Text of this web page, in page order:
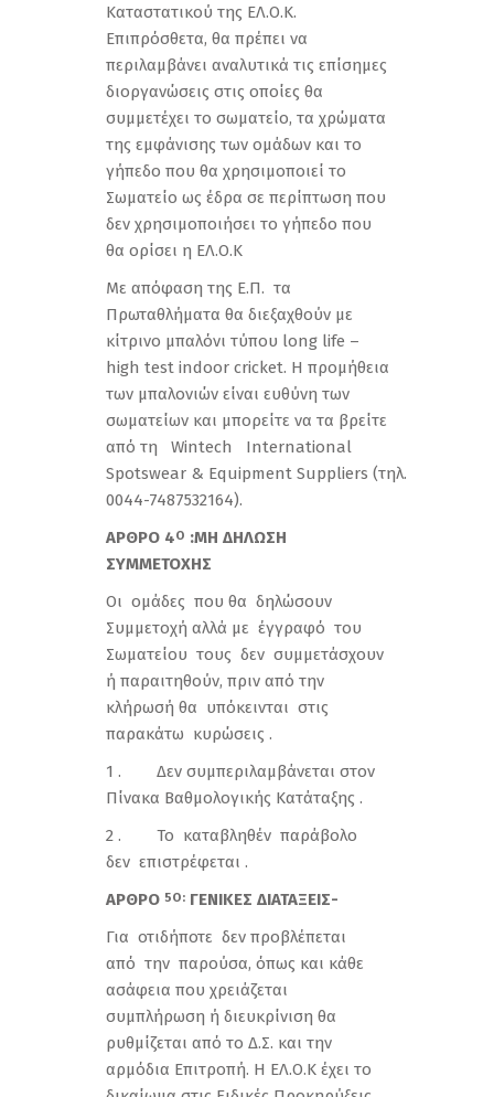
Καταστατικού της ΕΛ.Ο.Κ.
Επιπρόσθετα, θα πρέπει να
περιλαμβάνει αναλυτικά τις επίσημες
διοργανώσεις στις οποίες θα
συμμετέχει το σωματείο, τα χρώματα
της εμφάνισης των ομάδων και το
γήπεδο που θα χρησιμοποιεί το
Σωματείο ως έδρα σε περίπτωση που
δεν χρησιμοποιήσει το γήπεδο που
θα ορίσει η ΕΛ.Ο.Κ
Με απόφαση της Ε.Π. τα
Πρωταθλήματα θα διεξαχθούν με
κίτρινο μπαλόνι τύπου long life –
high test indoor cricket. H προμήθεια
των μπαλονιών είναι ευθύνη των
σωματείων και μπορείτε να τα βρείτε
από τη Wintech International
Spotswear & Equipment Suppliers (τηλ.
0044-7487532164).
ΑΡΘΡΟ 4Ο :ΜΗ ΔΗΛΩΣΗ
ΣΥΜΜΕΤΟΧΗΣ
Οι ομάδες που θα δηλώσουν
Συμμετοχή αλλά με έγγραφό του
Σωματείου τους δεν συμμετάσχουν
ή παραιτηθούν, πριν από την
κλήρωσή θα υπόκεινται στις
παρακάτω κυρώσεις .
1 . Δεν συμπεριλαμβάνεται στον
Πίνακα Βαθμολογικής Κατάταξης .
2 . Το καταβληθέν παράβολο
δεν επιστρέφεται .
ΑΡΘΡΟ 5Ο: ΓΕΝΙΚΕΣ ΔΙΑΤΑΞΕΙΣ-
Για οτιδήποτε δεν προβλέπεται
από την παρούσα, όπως και κάθε
ασάφεια που χρειάζεται
συμπλήρωση ή διευκρίνιση θα
ρυθμίζεται από το Δ.Σ. και την
αρμόδια Επιτροπή. Η ΕΛ.Ο.Κ έχει το